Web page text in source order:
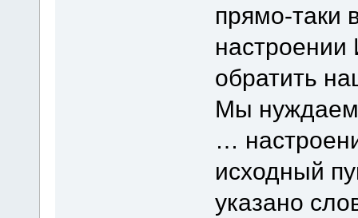
прямо-таки
обратить
Мы
…
исходный
указано